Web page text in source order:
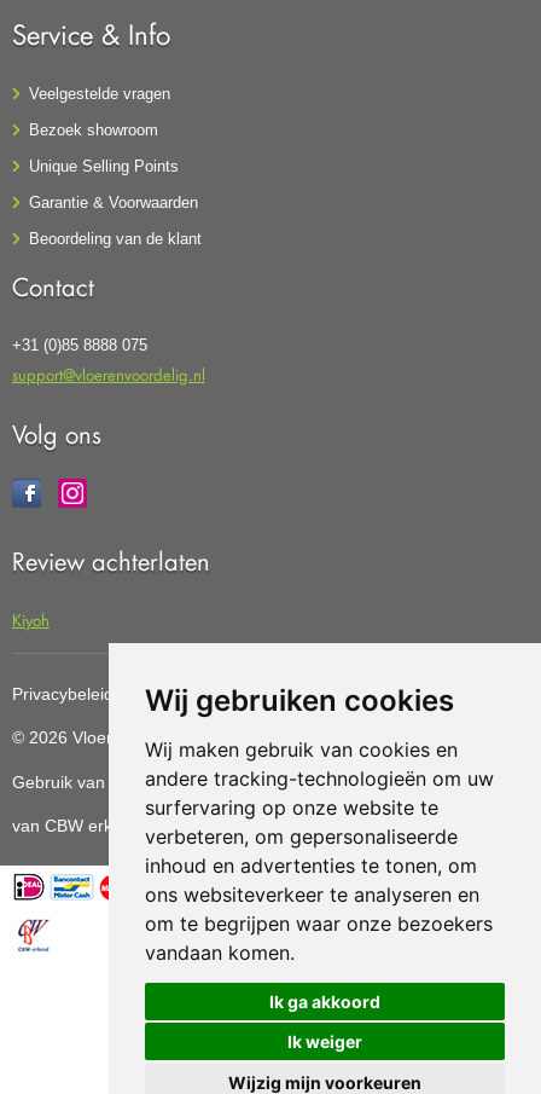
Wij gebruiken cookies
Wij maken gebruik van cookies en
andere tracking-technologieën om uw
surfervaring op onze website te
verbeteren, om gepersonaliseerde
inhoud en advertenties te tonen, om
ons websiteverkeer te analyseren en
om te begrijpen waar onze bezoekers
vandaan komen.
Ik ga akkoord
Ik weiger
Wijzig mijn voorkeuren
Service & Info
Veelgestelde vragen
Bezoek showroom
Unique Selling Points
Garantie & Voorwaarden
Beoordeling van de klant
Contact
+31 (0)85 8888 075
support@vloerenvoordelig.nl
Volg ons
Review achterlaten
Kiyoh
Privacybeleid Cookiebeleid Update cookies preferences
© 2026 Vloerenvoordelig Deze website is ontwikkeld door AGN
Gebruik van deze site betekent dat u dealgemene voorwaarden
van CBW erkende woonwinkels accepteert.
Vloerenvoordelig.nl is een onderdeel van